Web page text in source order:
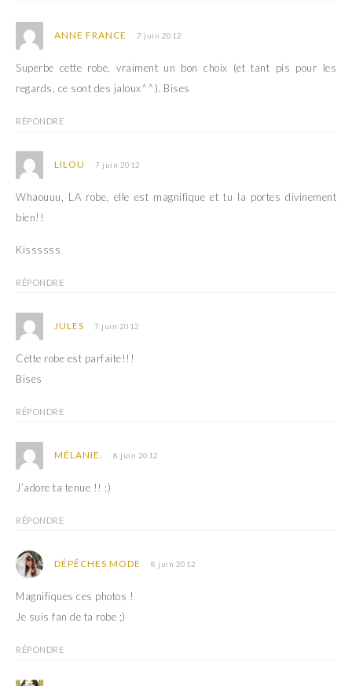
ANNE FRANCE 7 juin 2012
Superbe cette robe, vraiment un bon choix (et tant pis pour les
regards, ce sont des jaloux^^). Bises
RÉPONDRE
LILOU 7 juin 2012
Whaouuu, LA robe, elle est magnifique et tu la portes divinement
bien!!
Kissssss
RÉPONDRE
JULES 7 juin 2012
Cette robe est parfaite!!!
Bises
RÉPONDRE
MÉLANIE. 8 juin 2012
J’adore ta tenue !! :)
RÉPONDRE
DÉPÊCHES MODE 8 juin 2012
Magnifiques ces photos !
Je suis fan de ta robe ;)
RÉPONDRE